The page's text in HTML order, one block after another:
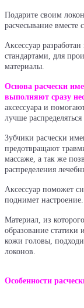
Подарите своим
расчесывание вместе
Аксессуар
стандартами, для
материалы.
Основа расчески
выполняют сразу
аксессуара и
лучше
Зубчики расчески
предотвращают
массаже, а так же
распределения
Аксессуар поможет
поднимет настроение.
Материал, из
образование статики
кожи головы,
локонов.
Особенности